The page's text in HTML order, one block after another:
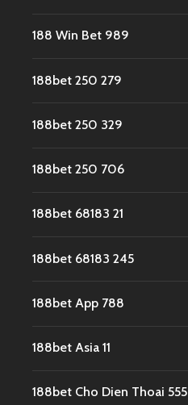
188 Win Bet 989
188bet 250 279
188bet 250 329
188bet 250 706
188bet 68183 21
188bet 68183 245
188bet App 788
188bet Asia 11
188bet Cho Dien Thoai 555